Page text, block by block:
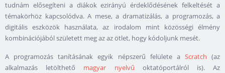
tudnám elősegíteni a diákok ezirányú érdeklődésének felkeltését a
témakörhöz kapcsolódva. A mese, a dramatizálás, a programozás, a
digitális eszközök használata, az irodalom mint közösségi élmény
kombinációjából született meg az az ötlet, hogy kódoljunk mesét.
A programozás tanításának egyik népszerű felülete a Scratch (az
alkalmazás letölthető magyar nyelvű oktatóportálról is). Az